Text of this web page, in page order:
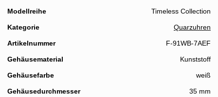
Modellreihe Timeless Collection
Kategorie Quarzuhren
Artikelnummer F-91WB-7AEF
Gehäusematerial Kunststoff
Gehäusefarbe weiß
Gehäusedurchmesser 35 mm